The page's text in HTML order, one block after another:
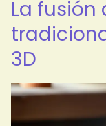
La
3D